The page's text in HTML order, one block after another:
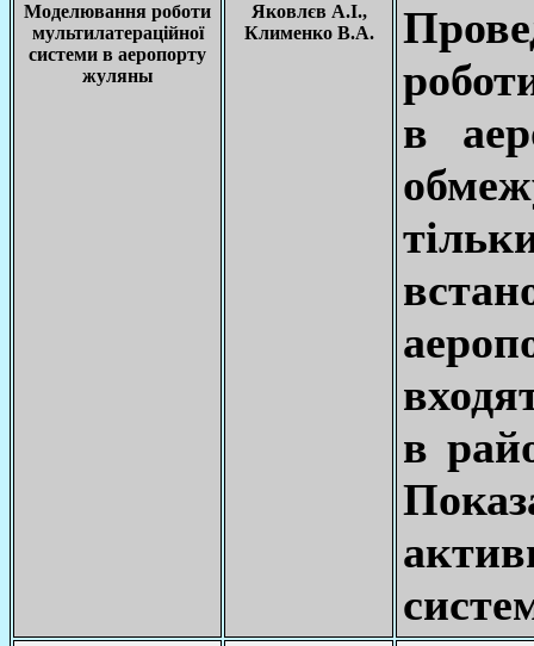
Моделювання роботи
мультилатераційної
системи в аеропорту
жуляны
Яковлєв А.І.,
Клименко В.А.
в
в